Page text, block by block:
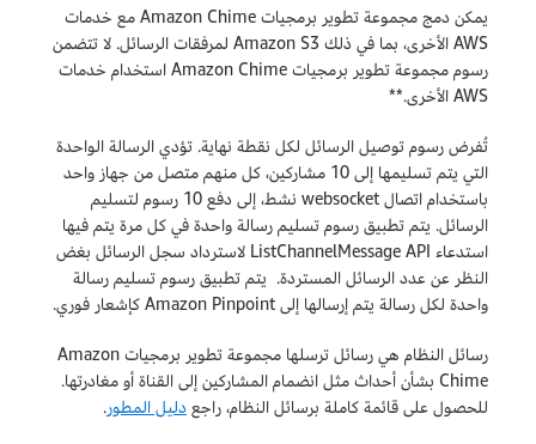
يمكن دمج مجموعة تطوير برمجيات Amazon Chime مع خدمات
AWS الأخرى، بما في ذلك Amazon S3 لمرفقات الرسائل. لا تتضمن
رسوم مجموعة تطوير برمجيات Amazon Chime استخدام خدمات
AWS الأخرى.**
تُفرض رسوم توصيل الرسائل لكل نقطة نهاية. تؤدي الرسالة الواحدة
التي يتم تسليمها إلى 10 مشاركين، كل منهم متصل من جهاز واحد
باستخدام اتصال websocket نشط، إلى دفع 10 رسوم لتسليم
الرسائل. يتم تطبيق رسوم تسليم رسالة واحدة في كل مرة يتم فيها
استدعاء ListChannelMessage API لاسترداد سجل الرسائل بغض
النظر عن عدد الرسائل المستردة. يتم تطبيق رسوم تسليم رسالة
واحدة لكل رسالة يتم إرسالها إلى Amazon Pinpoint كإشعار فوري.
رسائل النظام هي رسائل ترسلها مجموعة تطوير برمجيات Amazon
Chime بشأن أحداث مثل انضمام المشاركين إلى القناة أو مغادرتها.
للحصول على قائمة كاملة برسائل النظام، راجعدليل المطور.